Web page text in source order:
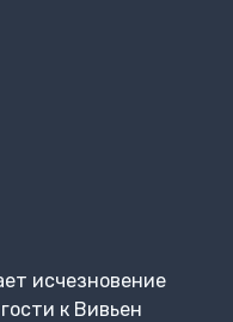
исчезновение
к Вивьен